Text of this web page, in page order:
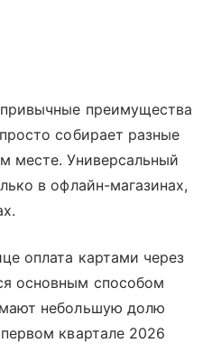
преимущества
собирает разные
месте. Универсальный
в офлайн-магазинах,
оплата картами через
основным способом
небольшую долю
квартале 2026